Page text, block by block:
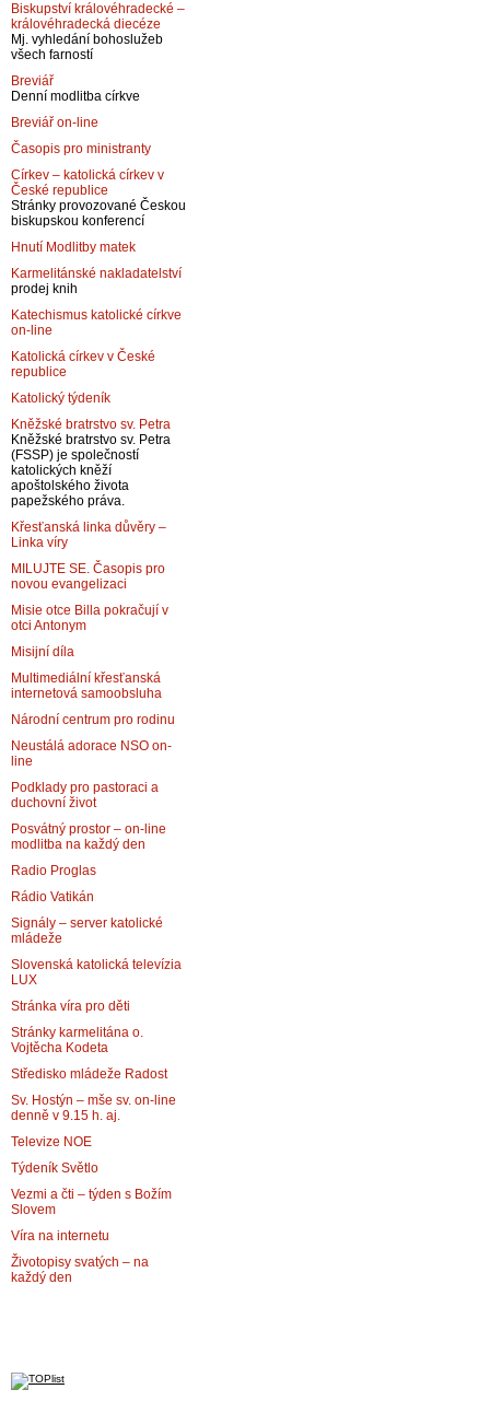
Biskupství královéhradecké –
královéhradecká diecéze
Mj. vyhledání bohoslužeb
všech farností
Breviář
Denní modlitba církve
Breviář on-line
Časopis pro ministranty
Církev – katolická církev v
České republice
Stránky provozované Českou
biskupskou konferencí
Hnutí Modlitby matek
Karmelitánské nakladatelství
prodej knih
Katechismus katolické církve
on-line
Katolická církev v České
republice
Katolický týdeník
Kněžské bratrstvo sv. Petra
Kněžské bratrstvo sv. Petra
(FSSP) je společností
katolických kněží
apoštolského života
papežského práva.
Křesťanská linka důvěry –
Linka víry
MILUJTE SE. Časopis pro
novou evangelizaci
Misie otce Billa pokračují v
otci Antonym
Misijní díla
Multimediální křesťanská
internetová samoobsluha
Národní centrum pro rodinu
Neustálá adorace NSO on-
line
Podklady pro pastoraci a
duchovní život
Posvátný prostor – on-line
modlitba na každý den
Radio Proglas
Rádio Vatikán
Signály – server katolické
mládeže
Slovenská katolická televízia
LUX
Stránka víra pro děti
Stránky karmelitána o.
Vojtěcha Kodeta
Středisko mládeže Radost
Sv. Hostýn – mše sv. on-line
denně v 9.15 h. aj.
Televize NOE
Týdeník Světlo
Vezmi a čti – týden s Božím
Slovem
Víra na internetu
Životopisy svatých – na
každý den